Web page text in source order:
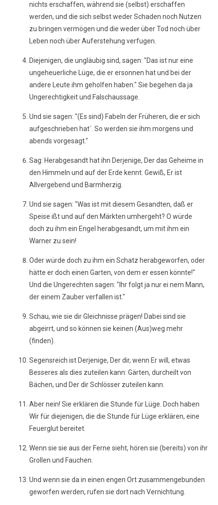
nichts erschaffen, während sie (selbst) erschaffen
werden, und die sich selbst weder Schaden noch Nutzen
zu bringen vermögen und die weder über Tod noch über
Leben noch über Auferstehung verfugen.
Diejenigen, die ungläubig sind, sagen: "Das ist nur eine
ungeheuerliche Lüge, die er ersonnen hat und bei der
andere Leute ihm geholfen haben." Sie begehen da ja
Ungerechtigkeit und Falschaussage.
Und sie sagen: "(Es sind) Fabeln der Früheren, die er sich
aufgeschrieben hat´. So werden sie ihm morgens und
abends vorgesagt."
Sag: Herabgesandt hat ihn Derjenige, Der das Geheime in
den Himmeln und auf der Erde kennt. Gewiß, Er ist
Allvergebend und Barmherzig.
Und sie sagen: "Was ist mit diesem Gesandten, daß er
Speise ißt und auf den Märkten umhergeht? O würde
doch zu ihm ein Engel herabgesandt, um mit ihm ein
Warner zu sein!
Oder würde doch zu ihm ein Schatz herabgeworfen, oder
hätte er doch einen Garten, von dem er essen könnte!"
Und die Ungerechten sagen: "Ihr folgt ja nur ei nem Mann,
der einem Zauber verfallen ist."
Schau, wie sie dir Gleichnisse prägen! Dabei sind sie
abgeirrt, und so können sie keinen (Aus)weg mehr
(finden).
Segensreich ist Derjenige, Der dir, wenn Er will, etwas
Besseres als dies zuteilen kann: Gärten, durcheilt von
Bächen, und Der dir Schlösser zuteilen kann.
Aber nein! Sie erklären die Stunde für Lüge. Doch haben
Wir für diejenigen, die die Stunde für Lüge erklären, eine
Feuerglut bereitet.
Wenn sie sie aus der Ferne sieht, hören sie (bereits) von ihr
Grollen und Fauchen.
Und wenn sie da in einen engen Ort zusammengebunden
geworfen werden, rufen sie dort nach Vernichtung.